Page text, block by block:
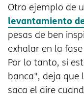
Otro ejemplo de
levantamiento
pesas de ben
exhalar en la
Por lo tanto, si
banca", deja que
saca el aire